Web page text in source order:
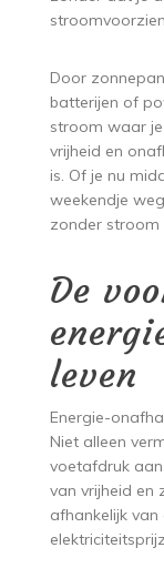
Door
batterijen of
stroom waar
vrijheid en
is. Of je nu
weekendje
zonder stroom
De
leven
Energie-
Niet alleen
voetafdruk
van vrijheid en
afhankelijk van